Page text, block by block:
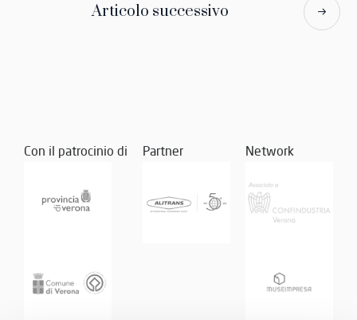
Articolo successivo
Con il patrocinio di Partner Network